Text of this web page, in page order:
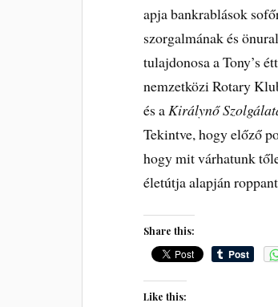
apja bankrablások
szorgalmának és
tulajdonosa a Tony’s
nemzetközi Rotary
és a Királynő
Tekintve, hogy előző
hogy mit várhatunk
életútja alapján
Share this:
Like this: